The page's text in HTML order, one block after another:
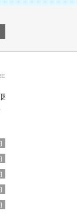
引起的